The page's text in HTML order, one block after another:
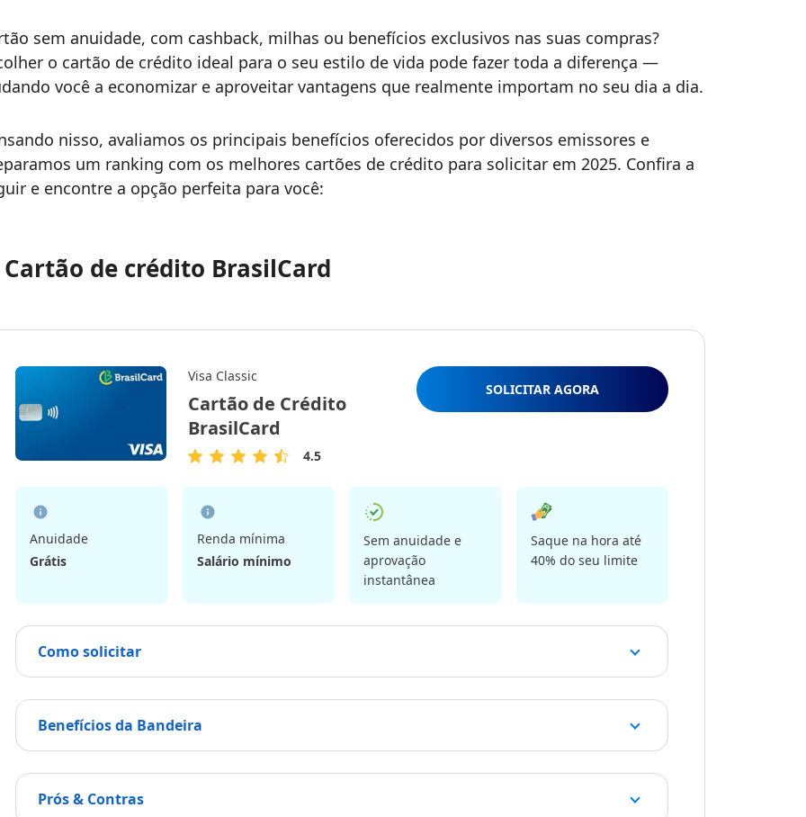
sem anuidade, com cashback, milhas ou benefícios exclusivos nas suas compras?
o cartão de crédito ideal para o seu estilo de vida pode fazer toda a diferença —
você a economizar e aproveitar vantagens que realmente importam no seu dia a dia.
nisso, avaliamos os principais benefícios oferecidos por diversos emissores e
um ranking com os melhores cartões de crédito para solicitar em 2025. Confira a
e encontre a opção perfeita para você:
Cartão de crédito BrasilCard
Visa Classic
Cartão de Crédito
BrasilCard
4.5
Estrelas
4.5
SOLICITAR AGORA
Anuidade
Grátis
Renda mínima
Salário mínimo
Sem anuidade e
aprovação
instantânea
Saque na hora até
40% do seu limite
Como solicitar
Benefícios da Bandeira
Prós & Contras